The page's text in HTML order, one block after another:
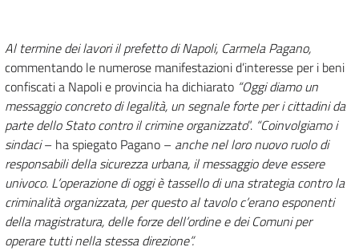
Al termine dei lavori il prefetto di Napoli, Carmela Pagano,
commentando le numerose manifestazioni d’interesse per i beni
confiscati a Napoli e provincia ha dichiarato “Oggi diamo un
messaggio concreto di legalità, un segnale forte per i cittadini da
parte dello Stato contro il crimine organizzato”. “Coinvolgiamo i
sindaci– ha spiegato Pagano – anche nel loro nuovo ruolo di
responsabili della sicurezza urbana, il messaggio deve essere
univoco. L’operazione di oggi è tassello di una strategia contro la
criminalità organizzata, per questo al tavolo c’erano esponenti
della magistratura, delle forze dell’ordine e dei Comuni per
operare tutti nella stessa direzione”.